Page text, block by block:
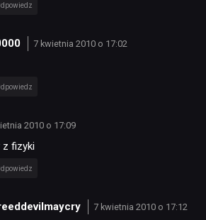
7 kwietnia 2010 o 17:02
2010 o 17:09
fizyki
7 kwietnia 2010 o 17:12